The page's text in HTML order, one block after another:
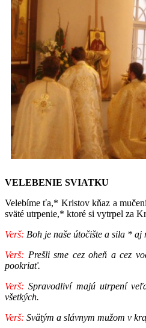
VELEBENIE SVIATKU
Velebíme ťa,* Kristov kňaz a
sväté utrpenie,* ktoré si vytrpel za
Verš: Boh je naše útočište a sila * aj
Verš: Prešli sme cez oheň a cez
pookriať.
Verš: Spravodliví majú utrpení
všetkých.
Verš: Svätým a slávnym mužom v